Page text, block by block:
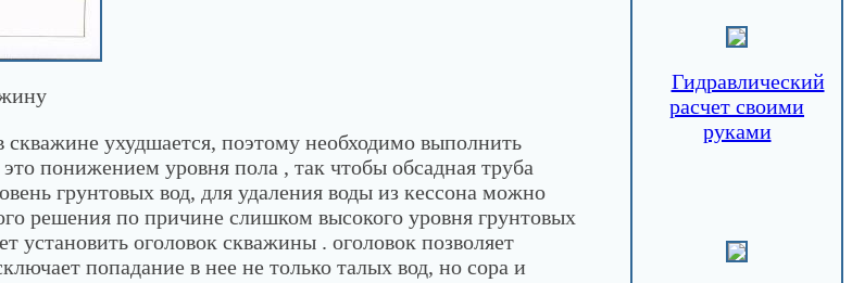
ухудшается, поэтому необходимо выполнить
понижением уровня пола , так чтобы обсадная труба
грунтовых вод, для удаления воды из кессона можно
решения по причине слишком высокого уровня грунтовых
установить оголовок скважины . оголовок позволяет
попадание в нее не только талых вод, но сора и
Гидравлический
расчет своими
руками